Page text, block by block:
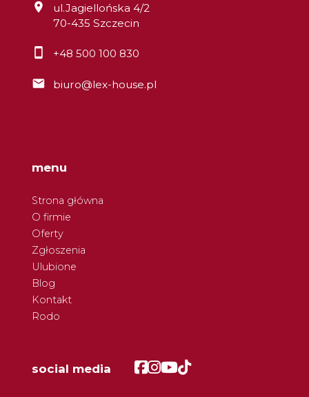
ul.Jagiellońska 4/2
70-435 Szczecin
+48 500 100 830
biuro@lex-house.pl
menu
Strona główna
O firmie
Oferty
Zgłoszenia
Ulubione
Blog
Kontakt
Rodo
social media Facebook
Facebook
Facebook
Facebook